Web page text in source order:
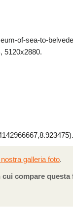
of-sea-to-
5120x2880.
nostra galleria foto.
cui compare